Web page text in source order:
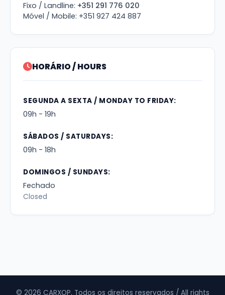
Fixo / Landline: +351 291 776 020
Móvel / Mobile: +351 927 424 887
HORÁRIO / HOURS
SEGUNDA A SEXTA / MONDAY TO FRIDAY:
09h - 19h
SÁBADOS / SATURDAYS:
09h - 18h
DOMINGOS / SUNDAYS:
Fechado
Closed
© 2026 CARXOP. Todos os direitos reservados / All rights